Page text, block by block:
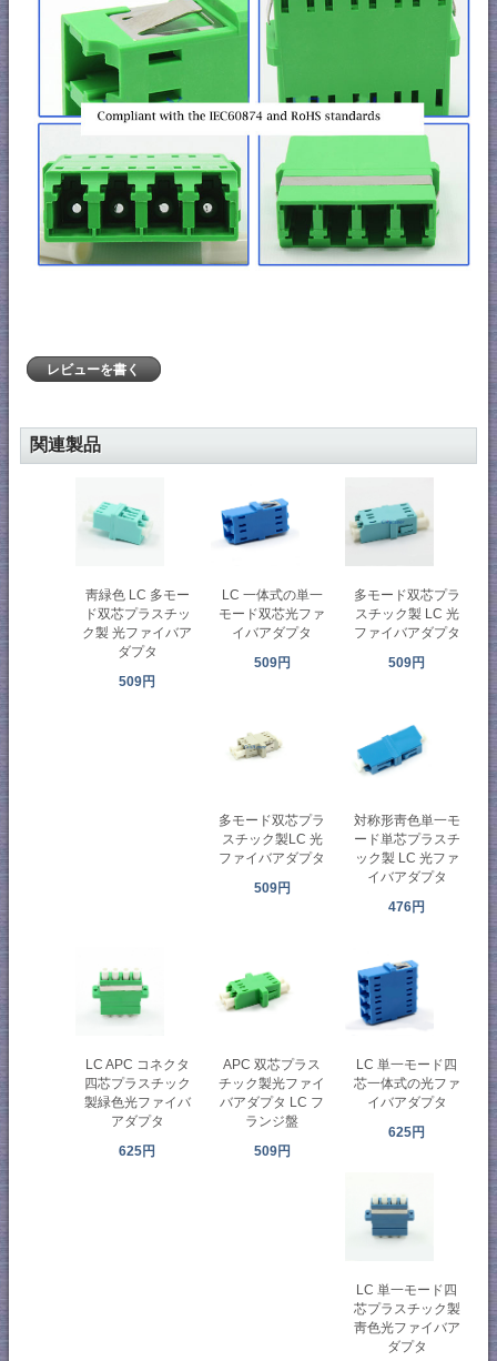
レビューを書く
関連製品
靑緑色 LC 多モー
ド双芯プラスチッ
ク製 光ファイバア
ダプタ
509円
LC 一体式の単一
モード双芯光ファ
イバアダプタ
509円
多モード双芯プラ
スチック製 LC 光
ファイバアダプタ
509円
多モード双芯プラ
スチック製LC 光
ファイバアダプタ
509円
対称形靑色単一モ
ード単芯プラスチ
ック製 LC 光ファ
イバアダプタ
476円
LC APC コネクタ
四芯プラスチック
製緑色光ファイバ
アダプタ
625円
APC 双芯プラス
チック製光ファイ
バアダプタ LC フ
ランジ盤
509円
LC 単一モード四
芯一体式の光ファ
イバアダプタ
625円
LC 単一モード四
芯プラスチック製
靑色光ファイバア
ダプタ